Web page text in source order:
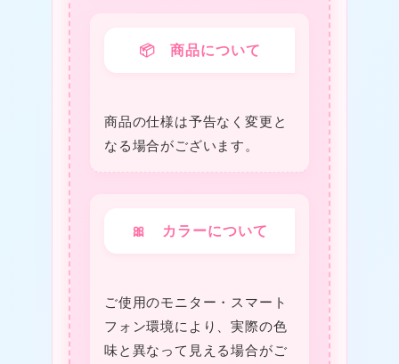
📦 商品について
商品の仕様は予告なく変更と
なる場合がございます。
🎀 カラーについて
ご使用のモニター・スマート
フォン環境により、実際の色
味と異なって見える場合がご
★
❤
★